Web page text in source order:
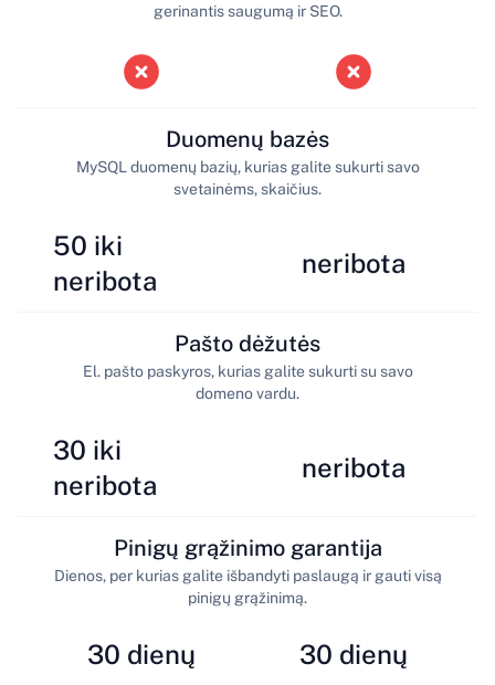
gerinantis saugumą ir SEO.
50 iki
neribota
Duomenų bazės
MySQL duomenų bazių, kurias galite sukurti savo
svetainėms, skaičius.
neribota
30 iki
neribota
Pašto dėžutės
El. pašto paskyros, kurias galite sukurti su savo
domeno vardu.
neribota
30 dienų
Pinigų grąžinimo garantija
Dienos, per kurias galite išbandyti paslaugą ir gauti visą
pinigų grąžinimą.
30 dienų